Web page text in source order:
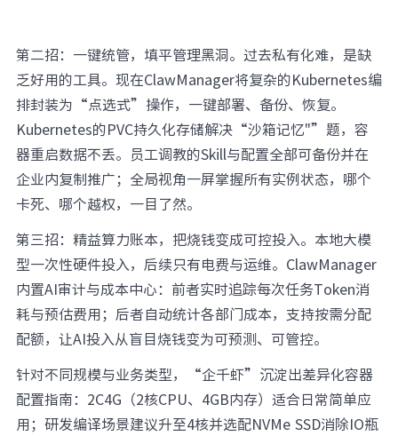
第二招：一键统管，填平管理黑洞。过去私有化难，是缺
乏好用的工具。现在ClawManager将复杂的Kubernetes编
排封装为“点选式”操作，一键部署、备份、恢复。
Kubernetes的PVC持久化存储解决“沙箱记忆"”题，容
器重启数据不丢。员工调教的Skill与配置全部可备份并在
企业内复制推广；全局视角一屏掌握所有实例状态，哪个
卡死、哪个越权，一目了然。
第三招：精益算力账本，把烧钱变成可控投入。本地大模
型一次性硬件投入，后续只有电费与运维。ClawManager
内置AI审计与成本中心：前者实时追踪每次任务Token消
耗与预估费用；后者自动统计各部门成本，支持按需分配
配额，让AI投入从盲目烧钱变为可预测、可管控。
针对不同规模与业务类型，“企千虾”沉淀出差异化容器
配置指南：2C4G（2核CPU、4GB内存）适合日常简单应
用；研发编译场景建议升至4核并选配NVMe SSD消除IO瓶